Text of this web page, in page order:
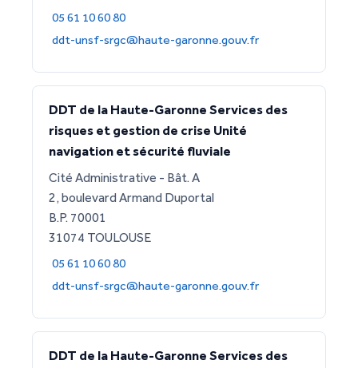
05 61 10 60 80
ddt-unsf-srgc@haute-garonne.gouv.fr
DDT de la Haute-Garonne Services des
risques et gestion de crise Unité
navigation et sécurité fluviale
Cité Administrative - Bât. A
2, boulevard Armand Duportal
B.P. 70001
31074 TOULOUSE
05 61 10 60 80
ddt-unsf-srgc@haute-garonne.gouv.fr
DDT de la Haute-Garonne Services des